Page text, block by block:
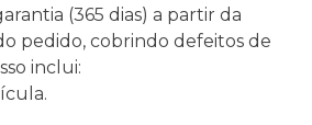
(365 dias) a partir da
pedido, cobrindo defeitos de
inclui: